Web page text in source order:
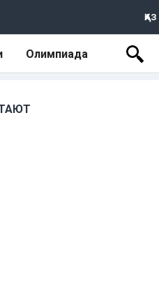
ҚАЗ
Олимпиада